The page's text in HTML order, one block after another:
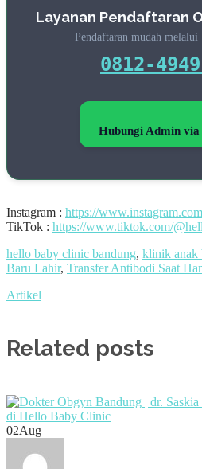
Layanan Pendaftaran
Pendaftaran mudah
0812-
Hubungi Admin
Instagram : https://
TikTok : https://www.tiktok.com/
hello baby clinic bandung, klinik anak
Baru Lahir, Transfer Antibodi Saat
Artikel
Related posts
02Aug